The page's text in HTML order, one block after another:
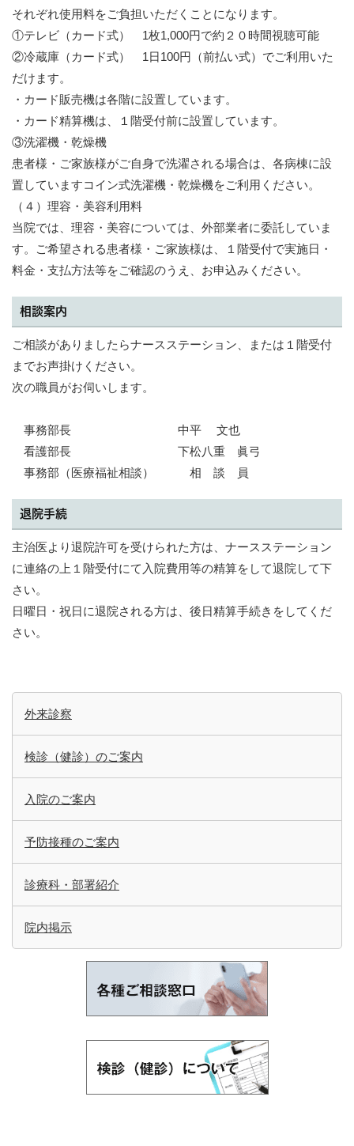
それぞれ使用料をご負担いただくことになります。
①テレビ（カード式） 1枚1,000円で約２０時間視聴可能
②冷蔵庫（カード式） 1日100円（前払い式）でご利用いた
だけます。
・カード販売機は各階に設置しています。
・カード精算機は、１階受付前に設置しています。
③洗濯機・乾燥機
患者様・ご家族様がご自身で洗濯される場合は、各病棟に設
置していますコイン式洗濯機・乾燥機をご利用ください。
（４）理容・美容利用料
当院では、理容・美容については、外部業者に委託していま
す。ご希望される患者様・ご家族様は、１階受付で実施日・
料金・支払方法等をご確認のうえ、お申込みください。
相談案内
ご相談がありましたらナースステーション、または１階受付
までお声掛けください。
次の職員がお伺いします。
事務部長 中平 文也
看護部長 下松八重 眞弓
事務部（医療福祉相談） 相 談 員
退院手続
主治医より退院許可を受けられた方は、ナースステーション
に連絡の上１階受付にて入院費用等の精算をして退院して下
さい。
日曜日・祝日に退院される方は、後日精算手続きをしてくだ
さい。
外来診察
検診（健診）のご案内
入院のご案内
予防接種のご案内
診療科・部署紹介
院内掲示